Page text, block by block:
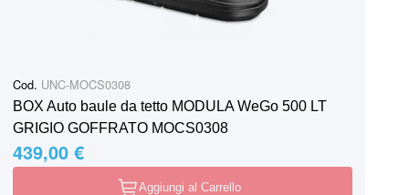
Cod. UNC-MOCS0308
BOX Auto baule da tetto MODULA WeGo 500 LT
GRIGIO GOFFRATO MOCS0308
439,00 €
Aggiungi al Carrello